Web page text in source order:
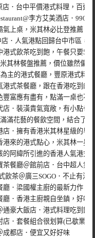
．台中平價港式料理，百道
李方艾美酒店．990
氣上桌，米其林必比登推薦
．人氣港點回歸台中市區，
式飲茶吃到飽，午餐只要
其林餐盤推薦，價位雖然偏
主的港式餐廳，豐原港式料
式茶餐廳，跟在香港吃到的
富應有盡有，點滿一桌也不
．裝潢貴氣寬敞，有小點也
滿滿花藝的餐飲空間，結合
．擁有香港米其林星級的粵
來的港式點心，米其林一星
阿緯所引進的香港人氣港式
茶餐廳＠館前店．台中超人
飲茶＠廣三SOGO．不止有
廳．梁國權主廚的最新力作，
廳．香港主廚親自坐鎮，好吃
豪大飯店．港式料理吃到飽
店．套餐組合很划算(已歇業)
成都店．便宜又好好味